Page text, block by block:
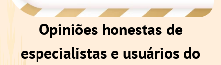
Opiniões honestas de
especialistas e usuários do